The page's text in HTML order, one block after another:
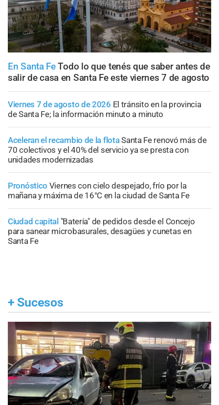
En Santa FeTodo lo que tenés que saber antes de
salir de casa en Santa Fe este viernes 7 de agosto
Viernes 7 de agosto de 2026 El tránsito en la provincia
de Santa Fe; la información minuto a minuto
Aceleran el recambio de la flotaSanta Fe renovó más de
70 colectivos y el 40% del servicio ya se presta con
unidades modernizadas
Pronóstico Viernes con cielo despejado, frío por la
mañana y máxima de 16°C en la ciudad de Santa Fe
Ciudad capital "Batería" de pedidos desde el Concejo
para sanear microbasurales, desagües y cunetas en
Santa Fe
+ Sucesos